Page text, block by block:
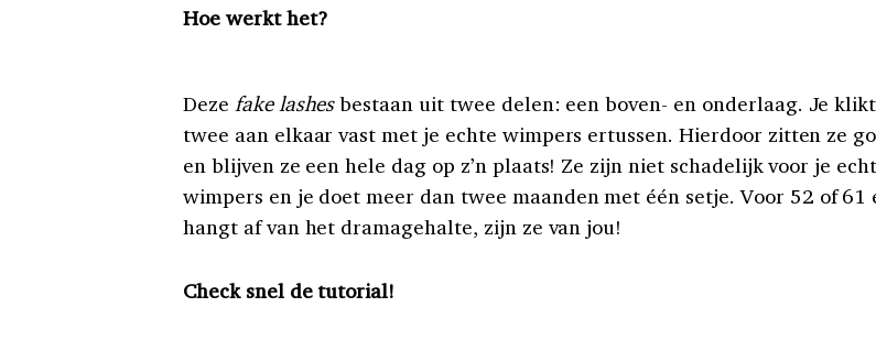
Hoe werkt het?
Deze fake lashesbestaan uit twee delen: een boven- en onderlaag. Je
twee aan elkaar vast met je echte wimpers ertussen. Hierdoor zitten ze
en blijven ze een hele dag op z’n plaats! Ze zijn niet schadelijk voor je
wimpers en je doet meer dan twee maanden met één setje. Voor 52 of 61
hangt af van het dramagehalte, zijn ze van jou!
Check snel de tutorial!